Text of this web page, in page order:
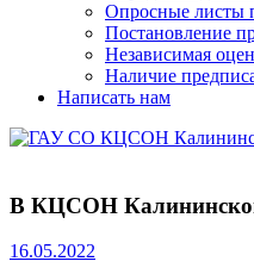
Опросные листы
Постановление
Независимая
Наличие
Написать нам
В КЦСОН
16.05.2022